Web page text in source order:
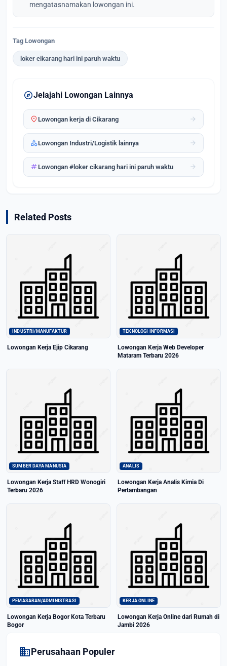
mengatasnamakan lowongan ini.
Tag Lowongan
loker cikarang hari ini paruh waktu
exploreJelajahi Lowongan Lainnya
location_onLowongan kerja di Cikarang arrow_forward
categoryLowongan Industri/Logistik lainnya arrow_forward
tagLowongan #loker cikarang hari ini paruh waktu arrow_forward
Related Posts
INDUSTRI/MANUFAKTUR
Lowongan Kerja Ejip Cikarang
TEKNOLOGI INFORMASI
Lowongan Kerja Web Developer
Mataram Terbaru 2026
SUMBER DAYA MANUSIA
Lowongan Kerja Staff HRD Wonogiri
Terbaru 2026
ANALIS
Lowongan Kerja Analis Kimia Di
Pertambangan
PEMASARAN/ADMINISTRASI
Lowongan Kerja Bogor Kota Terbaru
Bogor
KERJA ONLINE
Lowongan Kerja Online dari Rumah di
Jambi 2026
domainPerusahaan Populer